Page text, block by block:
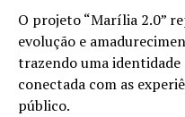
O projeto “Marília 2.0”
evolução e
trazendo uma
conectada com as
público.